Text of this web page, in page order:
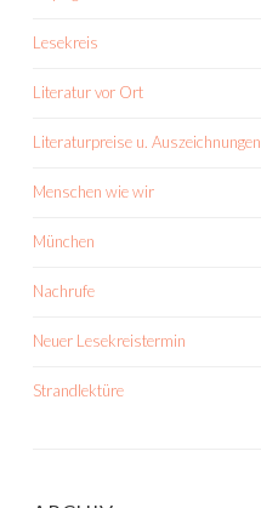
Lesekreis
Literatur vor Ort
Literaturpreise u. Auszeichnungen
Menschen wie wir
München
Nachrufe
Neuer Lesekreistermin
Strandlektüre